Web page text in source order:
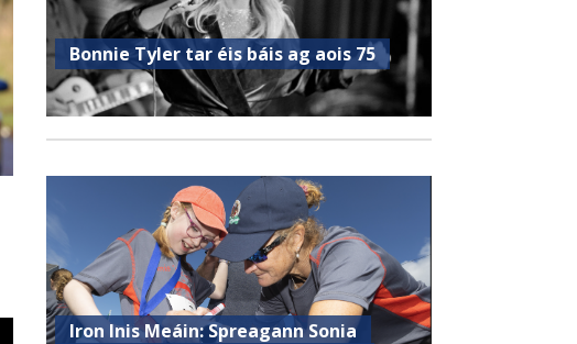
Bonnie Tyler tar éis báis ag aois 75
Iron Inis Meáin: Spreagann Sonia